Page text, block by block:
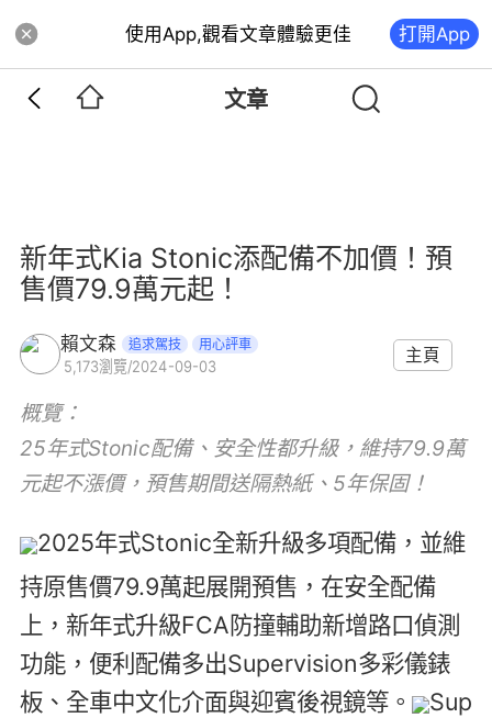
使用App,觀看文章體驗更佳 打開App
文章
新年式Kia Stonic添配備不加價！預
售價79.9萬元起！
賴文森 追求駕技 用心評車
5,173瀏覽/2024-09-03
主頁
概覽：
25年式Stonic配備、安全性都升級，維持79.9萬
元起不漲價，預售期間送隔熱紙、5年保固！
2025年式Stonic全新升級多項配備，並維
持原售價79.9萬起展開預售，在安全配備
上，新年式升級FCA防撞輔助新增路口偵測
功能，便利配備多出Supervision多彩儀錶
板、全車中文化介面與迎賓後視鏡等。
Sup